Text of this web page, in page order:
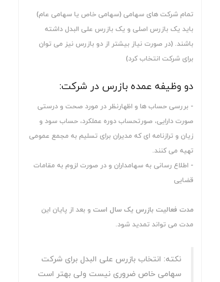
تمام شرکت های سهامی (سهامی خاص یا سهامی عام)
باید یک بازرس اصلی و یک بازرس علی البدل داشته
باشند. (در صورت نیاز بیشتر از دو بازرس نیز می توان
برای شرکت انتخاب کرد)
دو وظیفه عمده بازرس در شرکت:
- بررسی حساب ها و اظهارنظر در مورد صحت و درستی
صورت دارایی، صورتحساب دوره عملکرد، حساب سود و
زیان و ترازنامه ای که مدیران برای تسلیم به مجمع عمومی
تهیه می کنند.
- اطلاع رسانی به سهامداران و در صورت لزوم به مقامات
قضایی
مدت فعالیت بازرس یک سال است و بعد از پایان این
مدت می تواند تمدید شود.
نکته: انتخاب بازرس علی البدل برای شرکت
سهامی خاص ضروری نیست ولی بهتر است